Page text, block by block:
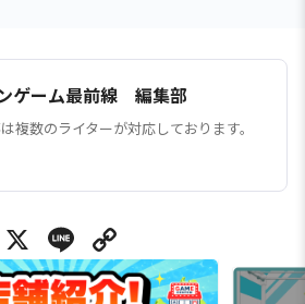
ゲーム最前線 編集部
複数のライターが対応しております。
X Line